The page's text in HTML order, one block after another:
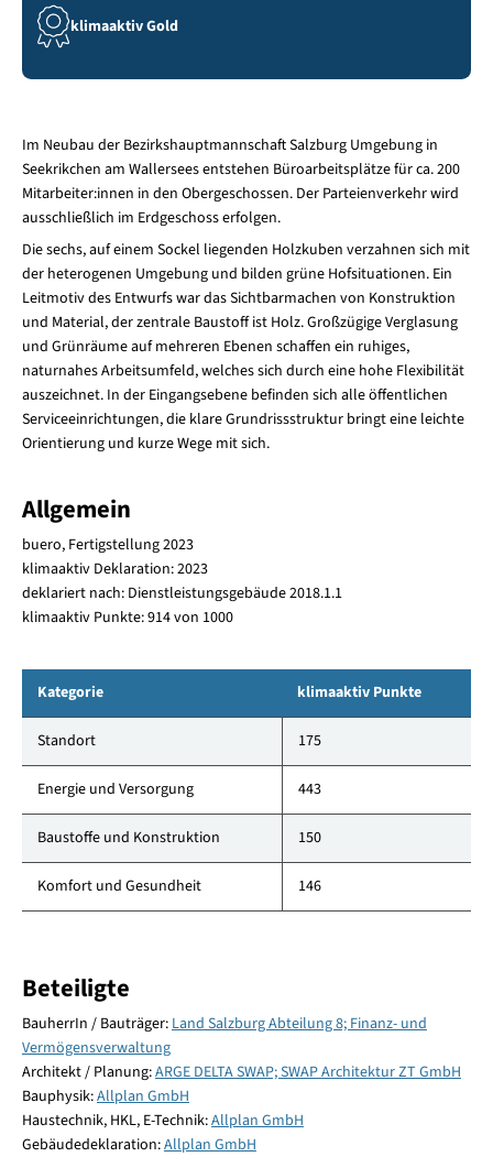
klimaaktiv Gold
Im Neubau der Bezirkshauptmannschaft Salzburg Umgebung in
Seekrikchen am Wallersees entstehen Büroarbeitsplätze für ca. 200
Mitarbeiter:innen in den Obergeschossen. Der Parteienverkehr wird
ausschließlich im Erdgeschoss erfolgen.
Die sechs, auf einem Sockel liegenden Holzkuben verzahnen sich mit
der heterogenen Umgebung und bilden grüne Hofsituationen. Ein
Leitmotiv des Entwurfs war das Sichtbarmachen von Konstruktion
und Material, der zentrale Baustoff ist Holz. Großzügige Ver­gla­sung
und Grünräume auf mehreren Ebenen schaffen ein ruhi­ges,
naturnahes Arbeits­um­feld, welches sich durch eine hohe Flexibilität
auszeichnet. In der Eingangsebene befinden sich alle öffentlichen
Serviceeinrichtungen, die klare Grundrissstruktur bringt eine leichte
Orientierung und kurze Wege mit sich.
Allgemein
buero, Fertigstellung 2023
klimaaktiv Deklaration: 2023
deklariert nach: Dienstleistungsgebäude 2018.1.1
klimaaktiv Punkte: 914 von 1000
Kategorie klimaaktiv Punkte
Standort 175
Energie und Versorgung 443
Baustoffe und Konstruktion 150
Komfort und Gesundheit 146
Beteiligte
BauherrIn / Bauträger: Land Salzburg Abteilung 8; Finanz- und
Vermögensverwaltung
Architekt / Planung:ARGE DELTA SWAP; SWAP Architektur ZT GmbH
Bauphysik:Allplan GmbH
Haustechnik, HKL, E-Technik:Allplan GmbH
Gebäudedeklaration:Allplan GmbH